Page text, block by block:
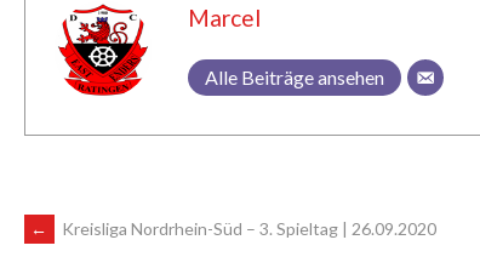
Marcel
Alle Beiträge ansehen
ARTIKEL-
← Kreisliga Nordrhein-Süd – 3. Spieltag | 26.09.2020